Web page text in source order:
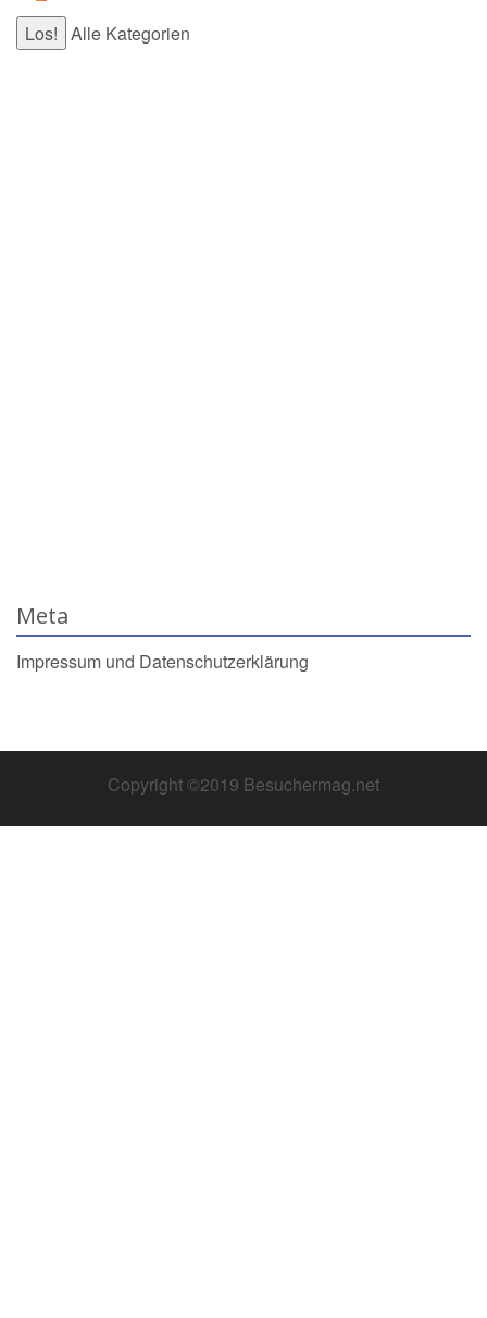
Alle Kategorien
Meta
Impressum und Datenschutzerklärung
Copyright ©2019 Besuchermag.net